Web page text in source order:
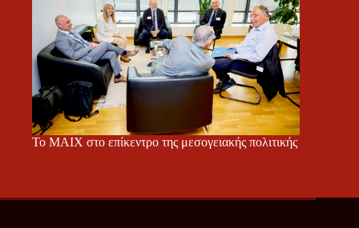
Το ΜΑΙΧ στο επίκεντρο της μεσογειακής πολιτικής